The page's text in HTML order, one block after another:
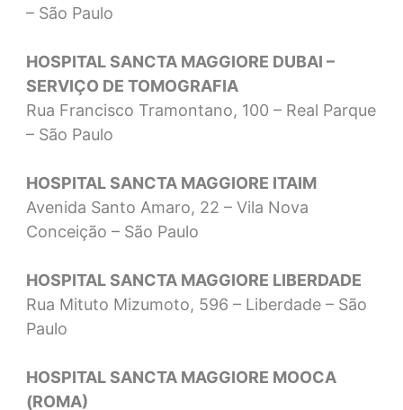
– São Paulo
HOSPITAL SANCTA MAGGIORE DUBAI –
SERVIÇO DE TOMOGRAFIA
Rua Francisco Tramontano, 100 – Real Parque
– São Paulo
HOSPITAL SANCTA MAGGIORE ITAIM
Avenida Santo Amaro, 22 – Vila Nova
Conceição – São Paulo
HOSPITAL SANCTA MAGGIORE LIBERDADE
Rua Mituto Mizumoto, 596 – Liberdade – São
Paulo
HOSPITAL SANCTA MAGGIORE MOOCA
(ROMA)